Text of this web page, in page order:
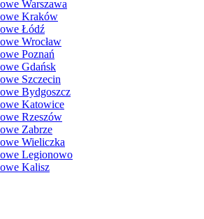
Warszawa
Kraków
Łódź
Wrocław
Poznań
Gdańsk
Szczecin
Bydgoszcz
Katowice
Rzeszów
Zabrze
Wieliczka
Legionowo
Kalisz